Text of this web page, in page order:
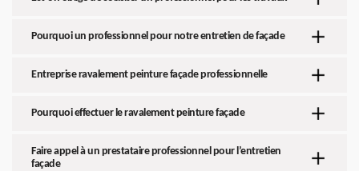
Pourquoi un professionnel pour notre entretien de façade
Entreprise ravalement peinture façade professionnelle
Pourquoi effectuer le ravalement peinture façade
Faire appel à un prestataire professionnel pour l’entretien
façade